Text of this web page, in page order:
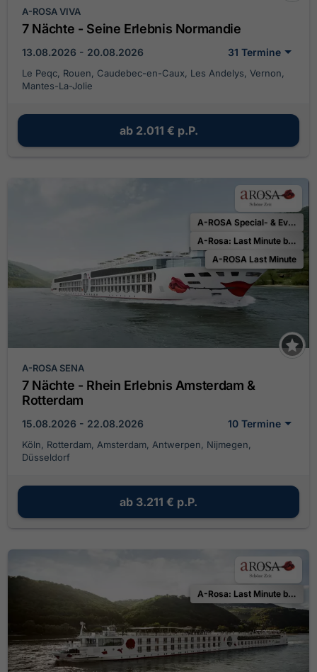
A-ROSA VIVA
7 Nächte - Seine Erlebnis Normandie
13.08.2026 - 20.08.2026 31 Termine
Le Peqc, Rouen, Caudebec-en-Caux, Les Andelys, Vernon,
Mantes-La-Jolie
ab 2.011 € p.P.
A-ROSA Special- & Eventreisen
A-Rosa: Last Minute bis zu 25 % Ermäßigung
A-ROSA Last Minute
A-ROSA SENA
7 Nächte - Rhein Erlebnis Amsterdam &
Rotterdam
15.08.2026 - 22.08.2026 10 Termine
Köln, Rotterdam, Amsterdam, Antwerpen, Nijmegen,
Düsseldorf
ab 3.211 € p.P.
A-Rosa: Last Minute bis zu 25 % Ermäßigung